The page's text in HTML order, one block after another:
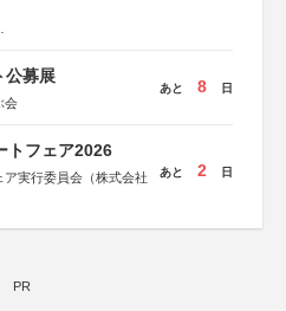
公募展
会
あと 8 日
トフェア2026
実行委員会（株式会社
あと 2 日
PR